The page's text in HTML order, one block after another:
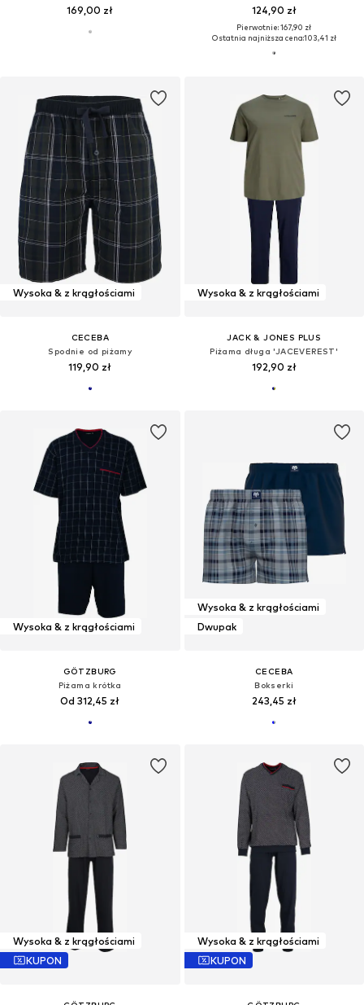
169,00 zł 124,90 zł
Pierwotnie: 167,90 zł
Ostatnia najniższa cena:103,41 zł
Wysoka & z krągłościami
CECEBA
Spodnie od piżamy
119,90 zł
Wysoka & z krągłościami
JACK & JONES PLUS
Piżama długa 'JACEVEREST'
192,90 zł
Wysoka & z krągłościami
GÖTZBURG
Piżama krótka
Od 312,45 zł
Wysoka & z krągłościami
Dwupak
CECEBA
Bokserki
243,45 zł
Wysoka & z krągłościami
KUPON
Wysoka & z krągłościami
KUPON